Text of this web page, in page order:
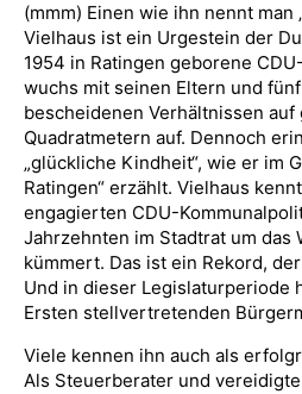
(mmm) Einen wie ihn nennt man
Vielhaus ist ein Urgestein der
1954 in Ratingen geborene
wuchs mit seinen Eltern und
bescheidenen Verhältnissen auf
Quadratmetern auf. Dennoch
„glückliche Kindheit“, wie er im
Ratingen“ erzählt. Vielhaus
engagierten CDU-
Jahrzehnten im Stadtrat um das
kümmert. Das ist ein Rekord,
Und in dieser Legislaturperiode
Ersten stellvertretenden
Viele kennen ihn auch als
Als Steuerberater und